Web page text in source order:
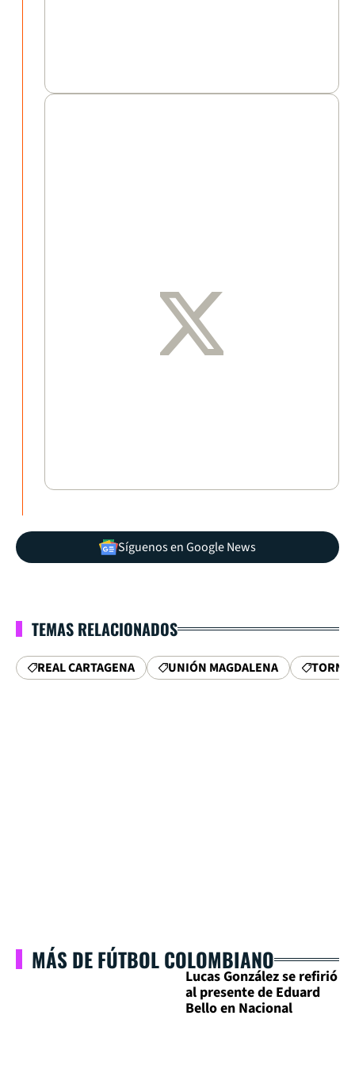
Síguenos en Google News
TEMAS RELACIONADOS
REAL CARTAGENA UNIÓN MAGDALENA
MÁS DE FÚTBOL COLOMBIANO
Lucas González se refirió
al presente de Eduard
Bello en Nacional